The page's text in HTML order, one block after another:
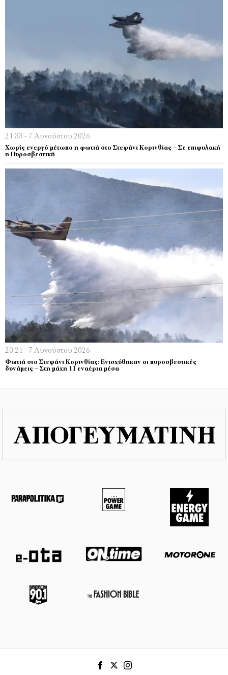
21:33 - 7 Αυγούστου 2026
Χωρίς ενεργό μέτωπο η φωτιά στο Στεφάνι Κορινθίας – Σε επιφυλακή
η Πυροσβεστική
20:21 - 7 Αυγούστου 2026
Φωτιά στο Στεφάνι Κορινθίας: Ενισχύθηκαν οι πυροσβεστικές
δυνάμεις – Στη μάχη 11 εναέρια μέσα